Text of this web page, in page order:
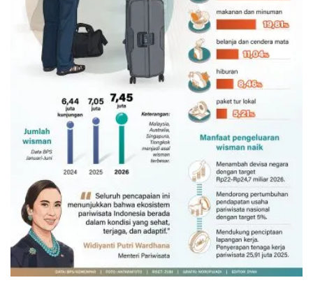
Belanja turis asing beri angin segar
bagi ekonomi
Kemarin 09:00